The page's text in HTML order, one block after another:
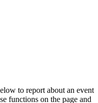
to report about an event
functions on the page and